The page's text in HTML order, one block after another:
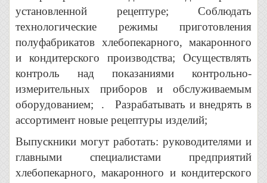
установленной рецептуре; Соблюдать
технологические режимы приготовления
полуфабрикатов хлебопекарного, макаронного
и кондитерского производства; Осуществлять
контроль над показаниями контрольно-
измерительных приборов и обслуживаемым
оборудованием; . Разрабатывать и внедрять в
ассортимент новые рецептуры изделий;
Выпускники могут работать: руководителями и
главными специалистами предприятий
хлебопекарного, макаронного и кондитерского